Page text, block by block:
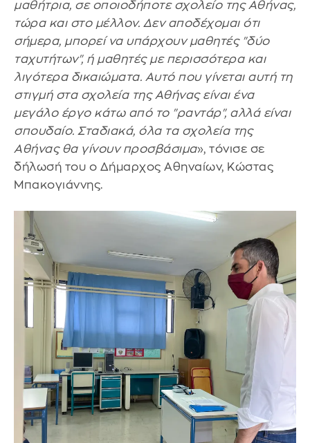
μαθήτρια, σε οποιοδήποτε σχολείο της Αθήνας,
τώρα και στο μέλλον. Δεν αποδέχομαι ότι
σήμερα, μπορεί να υπάρχουν μαθητές "δύο
ταχυτήτων", ή μαθητές με περισσότερα και
λιγότερα δικαιώματα. Αυτό που γίνεται αυτή τη
στιγμή στα σχολεία της Αθήνας είναι ένα
μεγάλο έργο κάτω από το "ραντάρ", αλλά είναι
σπουδαίο. Σταδιακά, όλα τα σχολεία της
Αθήνας θα γίνουν προσβάσιμα», τόνισε σε
δήλωσή του ο Δήμαρχος Αθηναίων, Κώστας
Μπακογιάννης.